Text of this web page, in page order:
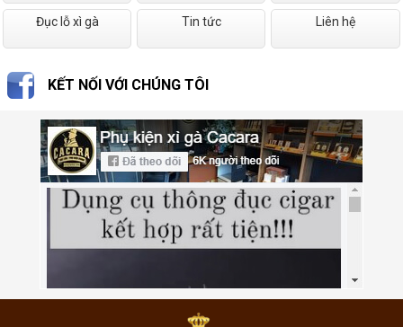
Đục lỗ xì gà Tin tức Liên hệ
KẾT NỐI VỚI CHÚNG TÔI